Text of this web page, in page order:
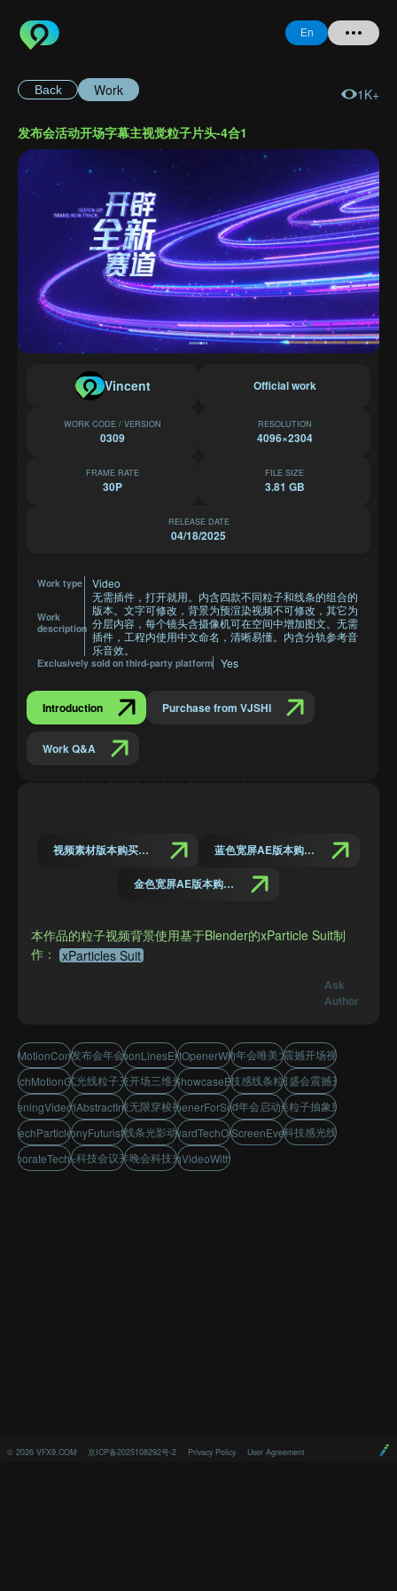
En
Login
Register
Forgot
Password
© 2026 VFX9.COM 京ICP备2025108292号-2 Privacy Policy User Agreement
Back Work 1K+
发布会活动开场字幕主视觉粒子片头-4合1
Vincent Official work
WORK CODE / VERSION
0309
RESOLUTION
4096×2304
FRAME RATE
30P
FILE SIZE
3.81 GB
RELEASE DATE
04/18/2025
Work type Video
Work
description
无需插件，打开就用。内含四款不同粒子和线条的组合的
版本。文字可修改，背景为预渲染视频不可修改，其它为
分层内容，每个镜头含摄像机可在空间中增加图文。无需
插件，工程内使用中文命名，清晰易懂。内含分轨参考音
乐音效。
Exclusively sold on third-party platform Yes
Introduction Purchase from VJSHI
Work Q&A
视频素材版本购买链接 蓝色宽屏AE版本购买链接
金色宽屏AE版本购买链接
本作品的粒子视频背景使用基于Blender的xParticle Suit制
作：
xParticles Suit
Ask
Author
震撼大气发布会年会开场片头
TechGlowRibbonLinesEventAnimation
BusinessSummitOpenerWithLinesAndDots
企业活动年会唯美大屏开场
发布会震撼开场视频片头
启动仪式光线粒子三维片头
粒子科技开场三维光效片头
FuturisticTechShowcaseEventAnimation
活动科技感线条粒子片头
典礼节日盛会震撼开场视频
ParticleSwirlAbstractInfiniteTunnel
抽象科技无限穿梭视频背景
ImmersiveLightOpenerForSummitsAndEvents
大屏幕led年会启动仪式片头
科技唯美粒子抽象穿梭动画
AwardCeremonyFuturisticParticleIntro
未来感线条光影动态片头
NewYearAwardTechOpenerVideo
LEDStageBigScreenEventIntroDesign
企业宣传科技感光线片头演绎
点线箭头科技会议开场视频
峰会跨年晚会科技光线开场
EventOpeningVideoWithTechParticles